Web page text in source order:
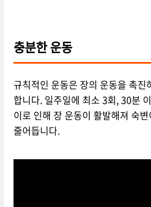
충분한 운동
규칙적인 운동은 장의 운동을 촉진
합니다. 일주일에 최소 3회, 30분
이로 인해 장 운동이 활발해져 숙
줄어듭니다.